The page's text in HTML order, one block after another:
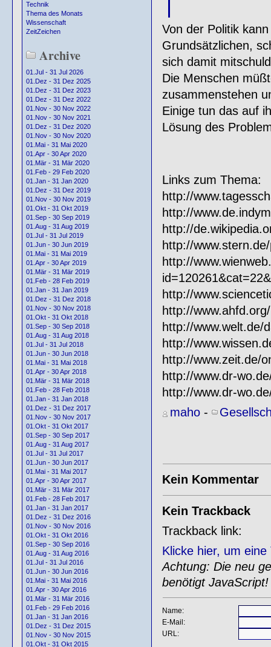
Technik
Thema des Monats
Wissenschaft
ZeitZeichen
Archive
01.Jul - 31 Jul 2026
01.Dez - 31 Dez 2025
01.Dez - 31 Dez 2023
01.Dez - 31 Dez 2022
01.Nov - 30 Nov 2022
01.Nov - 30 Nov 2021
01.Dez - 31 Dez 2020
01.Nov - 30 Nov 2020
01.Mai - 31 Mai 2020
01.Apr - 30 Apr 2020
01.Mär - 31 Mär 2020
01.Feb - 29 Feb 2020
01.Jan - 31 Jan 2020
01.Dez - 31 Dez 2019
01.Nov - 30 Nov 2019
01.Okt - 31 Okt 2019
01.Sep - 30 Sep 2019
01.Aug - 31 Aug 2019
01.Jul - 31 Jul 2019
01.Jun - 30 Jun 2019
01.Mai - 31 Mai 2019
01.Apr - 30 Apr 2019
01.Mär - 31 Mär 2019
01.Feb - 28 Feb 2019
01.Jan - 31 Jan 2019
01.Dez - 31 Dez 2018
01.Nov - 30 Nov 2018
01.Okt - 31 Okt 2018
01.Sep - 30 Sep 2018
01.Aug - 31 Aug 2018
01.Jul - 31 Jul 2018
01.Jun - 30 Jun 2018
01.Mai - 31 Mai 2018
01.Apr - 30 Apr 2018
01.Mär - 31 Mär 2018
01.Feb - 28 Feb 2018
01.Jan - 31 Jan 2018
01.Dez - 31 Dez 2017
01.Nov - 30 Nov 2017
01.Okt - 31 Okt 2017
01.Sep - 30 Sep 2017
01.Aug - 31 Aug 2017
01.Jul - 31 Jul 2017
01.Jun - 30 Jun 2017
01.Mai - 31 Mai 2017
01.Apr - 30 Apr 2017
01.Mär - 31 Mär 2017
01.Feb - 28 Feb 2017
01.Jan - 31 Jan 2017
01.Dez - 31 Dez 2016
01.Nov - 30 Nov 2016
01.Okt - 31 Okt 2016
01.Sep - 30 Sep 2016
01.Aug - 31 Aug 2016
01.Jul - 31 Jul 2016
01.Jun - 30 Jun 2016
01.Mai - 31 Mai 2016
01.Apr - 30 Apr 2016
01.Mär - 31 Mär 2016
01.Feb - 29 Feb 2016
01.Jan - 31 Jan 2016
01.Dez - 31 Dez 2015
01.Nov - 30 Nov 2015
01.Okt - 31 Okt 2015
Von der Politik
Grundsätzlichen,
sich damit
Die Menschen
zusammenstehen
Einige tun das auf
Lösung des
Links zum Thema:
http://
http://
http://
http://
http://
http://
http://www.ahfd.org/
http://www.welt.de/
http://
http://www.zeit.de/
http://www.dr-
http://www.dr-
maho-
Kein Kommentar
Kein Trackback
Trackback link:
Klicke hier, um
Achtung: Die neu
benötigt JavaScript!
Name:
E-Mail:
URL: